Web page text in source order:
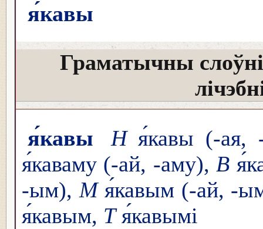
я́кавы
Граматычны
я́кавы Ня́кавы (-ая,
я́каваму (-ай, -аму), В
-ым), Мя́кавым (-ай, -
я́кавым, Тя́кавымі